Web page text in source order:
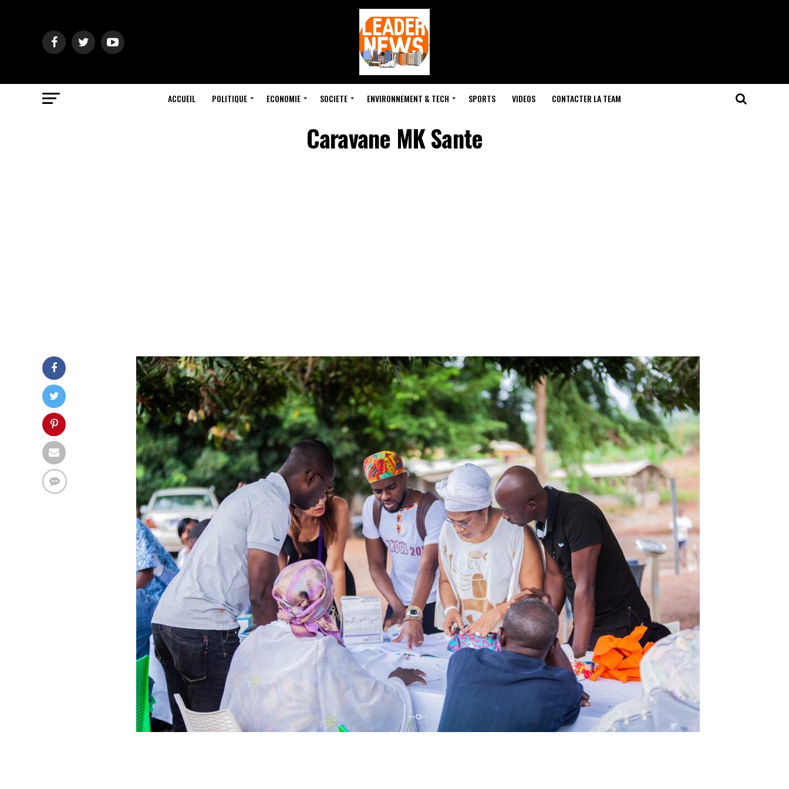
ACCUEIL POLITIQUE ECONOMIE SOCIETE ENVIRONNEMENT & TECH SPORTS VIDEOS CONTACTER LA TEAM
Caravane MK Sante